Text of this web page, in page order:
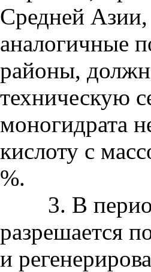
Средней Азии,
аналогичные
районы,
техническую
моногидрата
кислоту с
%.
3. В период
разрешается
и